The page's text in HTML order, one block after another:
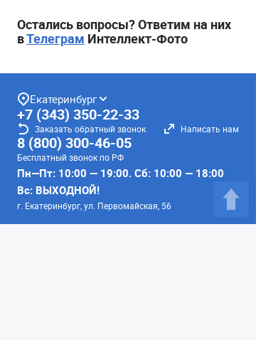
Остались вопросы? Ответим на них
вТелеграм Интеллект-Фото
Екатеринбург
+7 (343) 350-22-33
Заказать обратный звонок Написать нам
8 (800) 300-46-05
Бесплатный звонок по РФ
Пн—Пт: 10:00 — 19:00. Сб: 10:00 — 18:00
Вс: ВЫХОДНОЙ!
г. Екатеринбург, ул. Первомайская, 56